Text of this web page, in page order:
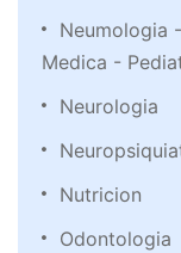
Neumologia
Medica -
Neurologia
Nutricion
Odontologia